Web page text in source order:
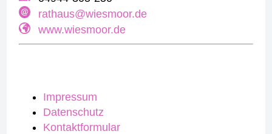
Impressum
Datenschutz
Kontaktformular
rathaus@wiesmoor.de
www.wiesmoor.de